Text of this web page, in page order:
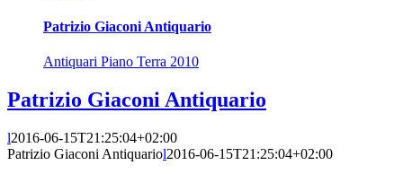
Patrizio Giaconi Antiquario
Antiquari Piano Terra 2010
Patrizio Giaconi Antiquario
l2016-06-15T21:25:04+02:00
Patrizio Giaconi Antiquariol2016-06-15T21:25:04+02:00